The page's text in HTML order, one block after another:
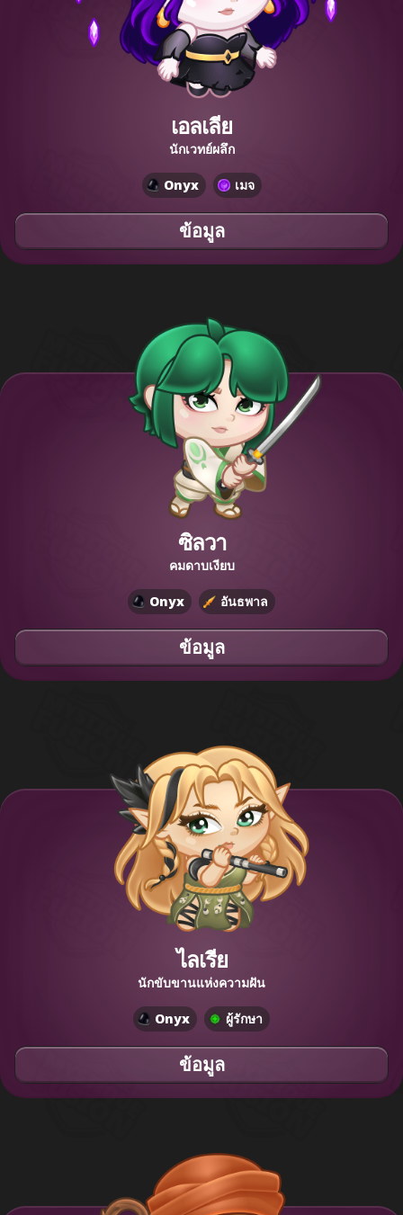
เอลเลีย
นักเวทย์ผลึก
Onyx เมจ
ข้อมูล
ซิลวา
คมดาบเงียบ
Onyx อันธพาล
ข้อมูล
ไลเรีย
นักขับขานแห่งความฝัน
Onyx ผู้รักษา
ข้อมูล